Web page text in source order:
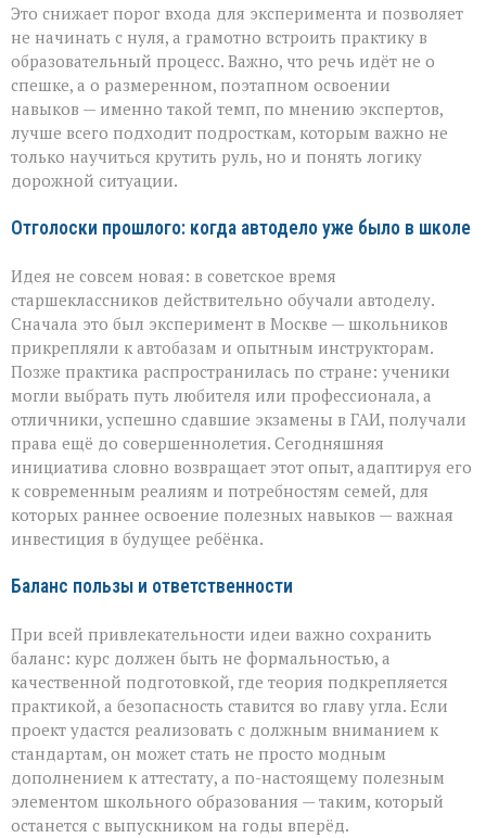
Это снижает порог входа для эксперимента и позволяет
не начинать с нуля, а грамотно встроить практику в
образовательный процесс. Важно, что речь идёт не о
спешке, а о размеренном, поэтапном освоении
навыков — именно такой темп, по мнению экспертов,
лучше всего подходит подросткам, которым важно не
только научиться крутить руль, но и понять логику
дорожной ситуации.
Отголоски прошлого: когда автодело уже было в школе
Идея не совсем новая: в советское время
старшеклассников действительно обучали автоделу.
Сначала это был эксперимент в Москве — школьников
прикрепляли к автобазам и опытным инструкторам.
Позже практика распространилась по стране: ученики
могли выбрать путь любителя или профессионала, а
отличники, успешно сдавшие экзамены в ГАИ, получали
права ещё до совершеннолетия. Сегодняшняя
инициатива словно возвращает этот опыт, адаптируя его
к современным реалиям и потребностям семей, для
которых раннее освоение полезных навыков — важная
инвестиция в будущее ребёнка.
Баланс пользы и ответственности
При всей привлекательности идеи важно сохранить
баланс: курс должен быть не формальностью, а
качественной подготовкой, где теория подкрепляется
практикой, а безопасность ставится во главу угла. Если
проект удастся реализовать с должным вниманием к
стандартам, он может стать не просто модным
дополнением к аттестату, а по-настоящему полезным
элементом школьного образования — таким, который
останется с выпускником на годы вперёд.